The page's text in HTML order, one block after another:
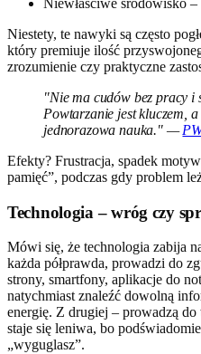
Niestety, te nawyki są często
który premiuje ilość
zrozumienie czy praktyczne
"Nie ma cudów bez pracy i
Powtarzanie jest kluczem, a
jednorazowa nauka." —
Efekty? Frustracja, spadek
pamięć”, podczas gdy problem
Technologia – wróg czy
Mówi się, że technologia zabija
każda półprawda, prowadzi do
strony, smartfony, aplikacje do
natychmiast znaleźć dowolną
energię. Z drugiej – prowadzą
staje się leniwa, bo
„wyguglasz”.